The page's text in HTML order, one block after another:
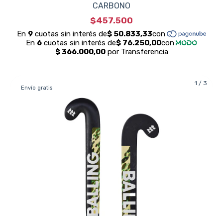
CARBONO
$457.500
1 / 3
Envío gratis